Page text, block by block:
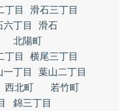
丁目
滑石三丁目
六丁目
滑石
北陽町
丁目
横尾三丁目
一丁目
葉山二丁目
西北町
若竹町
錦三丁目